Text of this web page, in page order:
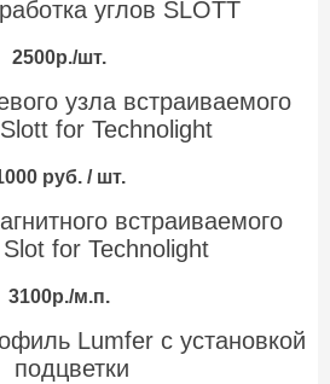
углов SLOTT
2500р./шт.
узла встраиваемого
for Technolight
руб. / шт.
встраиваемого
Slot for Technolight
3100р./м.п.
Lumfer с установкой
подцветки